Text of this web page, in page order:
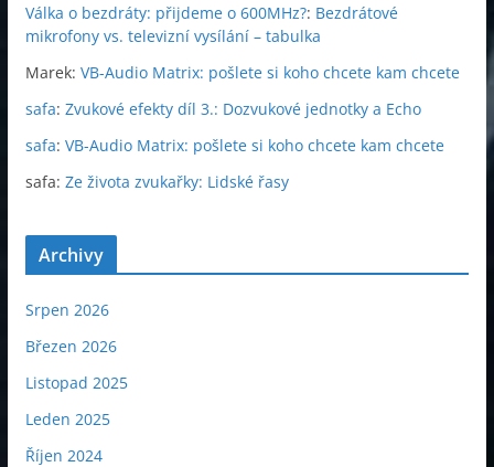
Válka o bezdráty: přijdeme o 600MHz?: Bezdrátové
mikrofony vs. televizní vysílání – tabulka
Marek: VB-Audio Matrix: pošlete si koho chcete kam chcete
safa: Zvukové efekty díl 3.: Dozvukové jednotky a Echo
safa: VB-Audio Matrix: pošlete si koho chcete kam chcete
safa: Ze života zvukařky: Lidské řasy
Archivy
Srpen 2026
Březen 2026
Listopad 2025
Leden 2025
Říjen 2024